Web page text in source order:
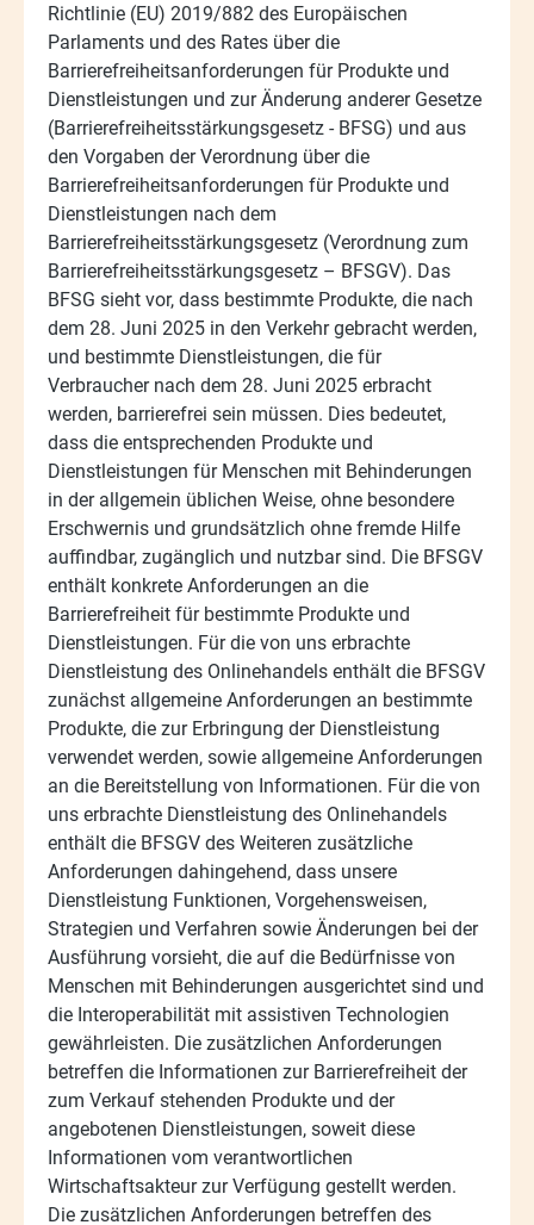
Richtlinie (EU) 2019/882 des Europäischen
Parlaments und des Rates über die
Barrierefreiheitsanforderungen für Produkte und
Dienstleistungen und zur Änderung anderer Gesetze
(Barrierefreiheitsstärkungsgesetz - BFSG) und aus
den Vorgaben der Verordnung über die
Barrierefreiheitsanforderungen für Produkte und
Dienstleistungen nach dem
Barrierefreiheitsstärkungsgesetz (Verordnung zum
Barrierefreiheitsstärkungsgesetz – BFSGV). Das
BFSG sieht vor, dass bestimmte Produkte, die nach
dem 28. Juni 2025 in den Verkehr gebracht werden,
und bestimmte Dienstleistungen, die für
Verbraucher nach dem 28. Juni 2025 erbracht
werden, barrierefrei sein müssen. Dies bedeutet,
dass die entsprechenden Produkte und
Dienstleistungen für Menschen mit Behinderungen
in der allgemein üblichen Weise, ohne besondere
Erschwernis und grundsätzlich ohne fremde Hilfe
auffindbar, zugänglich und nutzbar sind. Die BFSGV
enthält konkrete Anforderungen an die
Barrierefreiheit für bestimmte Produkte und
Dienstleistungen. Für die von uns erbrachte
Dienstleistung des Onlinehandels enthält die BFSGV
zunächst allgemeine Anforderungen an bestimmte
Produkte, die zur Erbringung der Dienstleistung
verwendet werden, sowie allgemeine Anforderungen
an die Bereitstellung von Informationen. Für die von
uns erbrachte Dienstleistung des Onlinehandels
enthält die BFSGV des Weiteren zusätzliche
Anforderungen dahingehend, dass unsere
Dienstleistung Funktionen, Vorgehensweisen,
Strategien und Verfahren sowie Änderungen bei der
Ausführung vorsieht, die auf die Bedürfnisse von
Menschen mit Behinderungen ausgerichtet sind und
die Interoperabilität mit assistiven Technologien
gewährleisten. Die zusätzlichen Anforderungen
betreffen die Informationen zur Barrierefreiheit der
zum Verkauf stehenden Produkte und der
angebotenen Dienstleistungen, soweit diese
Informationen vom verantwortlichen
Wirtschaftsakteur zur Verfügung gestellt werden.
Die zusätzlichen Anforderungen betreffen des